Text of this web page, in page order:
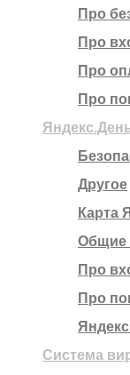
Про
Про
Про
Про
Другое
Карта
Общие
Про
Про
Система